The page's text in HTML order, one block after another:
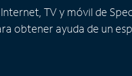
TV y móvil de
obtener ayuda de un